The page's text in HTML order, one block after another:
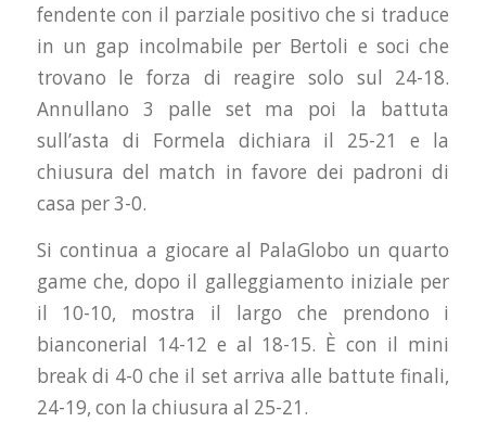
fendente con il parziale positivo che si traduce
in un gap incolmabile per Bertoli e soci che
trovano le forza di reagire solo sul 24-18.
Annullano 3 palle set ma poi la battuta
sull’asta di Formela dichiara il 25-21 e la
chiusura del match in favore dei padroni di
casa per 3-0.
Si continua a giocare al PalaGlobo un quarto
game che, dopo il galleggiamento iniziale per
il 10-10, mostra il largo che prendono i
bianconerial 14-12 e al 18-15. È con il mini
break di 4-0 che il set arriva alle battute finali,
24-19, con la chiusura al 25-21.